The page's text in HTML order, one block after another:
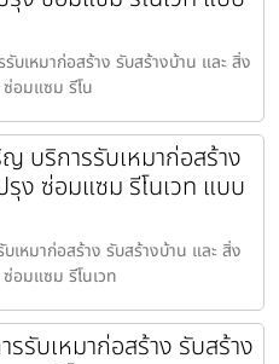
บเหมาก่อสร้าง รับสร้างบ้าน และ สิ่ง
อมแซม รีโน
บริการรับเหมาก่อสร้าง
ง ซ่อมแซม รีโนเวท แบบ
เหมาก่อสร้าง รับสร้างบ้าน และ สิ่ง
อมแซม รีโนเวท
รรับเหมาก่อสร้าง รับสร้าง